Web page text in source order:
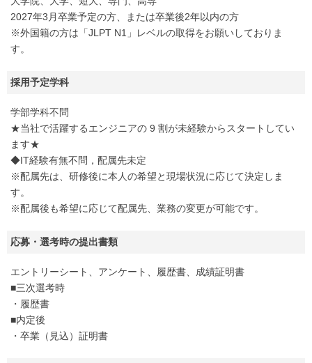
2027年3月卒業予定の方、または卒業後2年以内の方
※外国籍の方は「JLPT N1」レベルの取得をお願いしておりま
す。
採用予定学科
学部学科不問
★当社で活躍するエンジニアの 9 割が未経験からスタートしてい
ます★
◆IT経験有無不問，配属先未定
※配属先は、研修後に本人の希望と現場状況に応じて決定しま
す。
※配属後も希望に応じて配属先、業務の変更が可能です。
応募・選考時の提出書類
エントリーシート、アンケート、履歴書、成績証明書
■三次選考時
・履歴書
■内定後
・卒業（見込）証明書